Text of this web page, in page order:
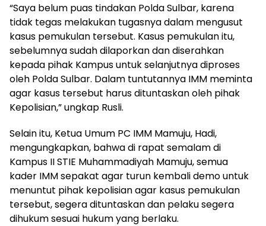
“Saya belum puas tindakan Polda Sulbar, karena
tidak tegas melakukan tugasnya dalam mengusut
kasus pemukulan tersebut. Kasus pemukulan itu,
sebelumnya sudah dilaporkan dan diserahkan
kepada pihak Kampus untuk selanjutnya diproses
oleh Polda Sulbar. Dalam tuntutannya IMM meminta
agar kasus tersebut harus dituntaskan oleh pihak
Kepolisian,” ungkap Rusli.
Selain itu, Ketua Umum PC IMM Mamuju, Hadi,
mengungkapkan, bahwa di rapat semalam di
Kampus II STIE Muhammadiyah Mamuju, semua
kader IMM sepakat agar turun kembali demo untuk
menuntut pihak kepolisian agar kasus pemukulan
tersebut, segera dituntaskan dan pelaku segera
dihukum sesuai hukum yang berlaku.